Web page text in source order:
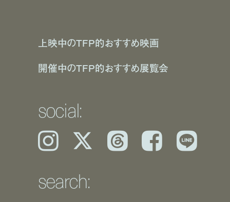
上映中のTFP的おすすめ映画
開催中のTFP的おすすめ展覧会
social:
Instagram 𝕏 Threads Facebook LINE
search: